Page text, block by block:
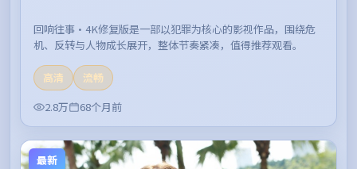
回响往事·4K修复版是一部以犯罪为核心的影视作品，围绕危
机、反转与人物成长展开，整体节奏紧凑，值得推荐观看。
高清
流畅
2.8万
68个月前
最新